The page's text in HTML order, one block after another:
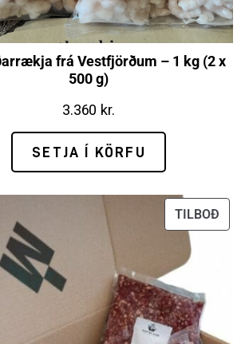
frá Vestfjörðum – 1 kg (2 x
500 g)
3.360 kr.
SETJA Í KÖRFU
TILBOÐ